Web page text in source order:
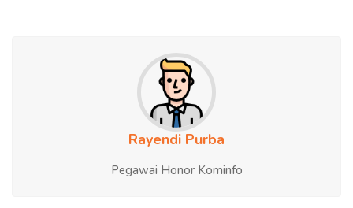
Rayendi Purba
Pegawai Honor Kominfo